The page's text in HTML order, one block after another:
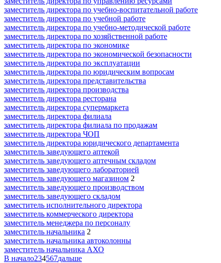
заместитель директора по учебно-воспитательной работе
заместитель директора по учебной работе
заместитель директора по учебно-методической работе
заместитель директора по хозяйственной работе
заместитель директора по экономике
заместитель директора по экономической безопасности
заместитель директора по эксплуатации
заместитель директора по юридическим вопросам
заместитель директора представительства
заместитель директора производства
заместитель директора ресторана
заместитель директора супермаркета
заместитель директора филиала
заместитель директора филиала по продажам
заместитель директора ЧОП
заместитель директора юридического департамента
заместитель заведующего аптекой
заместитель заведующего аптечным складом
заместитель заведующего лабораторией
заместитель заведующего магазином 2
заместитель заведующего производством
заместитель заведующего складом
заместитель исполнительного директора
заместитель коммерческого директора
заместитель менеджера по персоналу
заместитель начальника 2
заместитель начальника автоколонны
заместитель начальника АХО
В начало234567дальше